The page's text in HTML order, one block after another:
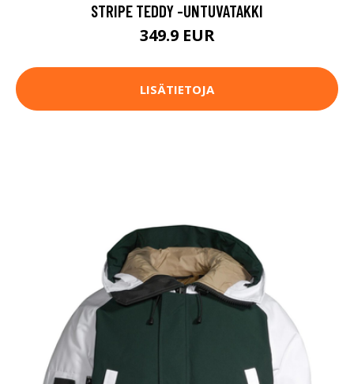
STRIPE TEDDY -UNTUVATAKKI
349.9 EUR
LISÄTIETOJA